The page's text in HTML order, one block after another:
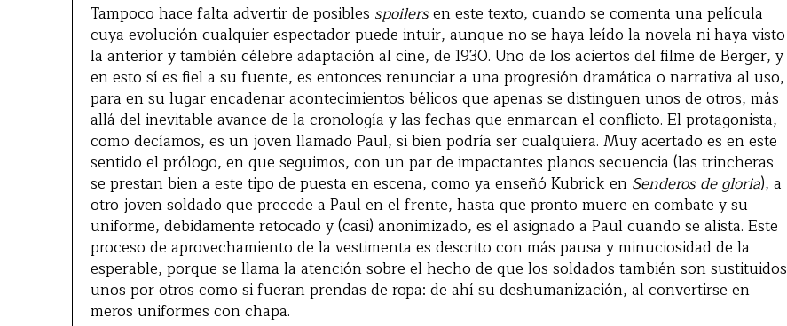
Tampoco hace falta advertir de posibles spoilersen este texto, cuando se comenta una película
cuya evolución cualquier espectador puede intuir, aunque no se haya leído la novela ni haya visto
la anterior y también célebre adaptación al cine, de 1930. Uno de los aciertos del filme de Berger, y
en esto sí es fiel a su fuente, es entonces renunciar a una progresión dramática o narrativa al uso,
para en su lugar encadenar acontecimientos bélicos que apenas se distinguen unos de otros, más
allá del inevitable avance de la cronología y las fechas que enmarcan el conflicto. El protagonista,
como decíamos, es un joven llamado Paul, si bien podría ser cualquiera. Muy acertado es en este
sentido el prólogo, en que seguimos, con un par de impactantes planos secuencia (las trincheras
se prestan bien a este tipo de puesta en escena, como ya enseñó Kubrick en Senderos de gloria), a
otro joven soldado que precede a Paul en el frente, hasta que pronto muere en combate y su
uniforme, debidamente retocado y (casi) anonimizado, es el asignado a Paul cuando se alista. Este
proceso de aprovechamiento de la vestimenta es descrito con más pausa y minuciosidad de la
esperable, porque se llama la atención sobre el hecho de que los soldados también son sustituidos
unos por otros como si fueran prendas de ropa: de ahí su deshumanización, al convertirse en
meros uniformes con chapa.